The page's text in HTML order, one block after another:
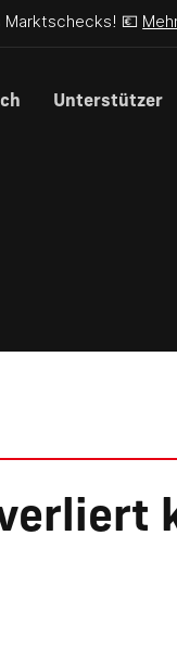
Marktschecks! 💶
Unterstützer